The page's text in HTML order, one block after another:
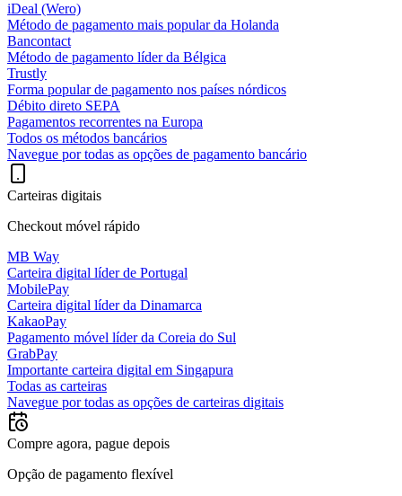
iDeal (Wero)
Método de pagamento mais popular da Holanda
Bancontact
Método de pagamento líder da Bélgica
Trustly
Forma popular de pagamento nos países nórdicos
Débito direto SEPA
Pagamentos recorrentes na Europa
Todos os métodos bancários
Navegue por todas as opções de pagamento bancário
Carteiras digitais
Checkout móvel rápido
MB Way
Carteira digital líder de Portugal
MobilePay
Carteira digital líder da Dinamarca
KakaoPay
Pagamento móvel líder da Coreia do Sul
GrabPay
Importante carteira digital em Singapura
Todas as carteiras
Navegue por todas as opções de carteiras digitais
Compre agora, pague depois
Opção de pagamento flexível